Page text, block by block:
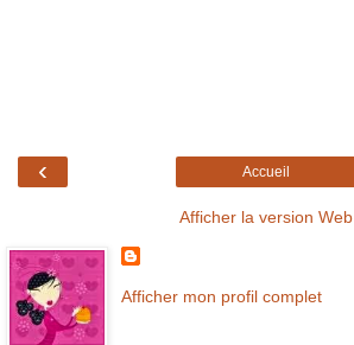
‹ Accueil
Afficher la version Web
Afficher mon profil complet